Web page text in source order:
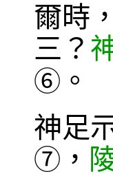
爾時
三？
⑥ 。
神足
⑦ ，